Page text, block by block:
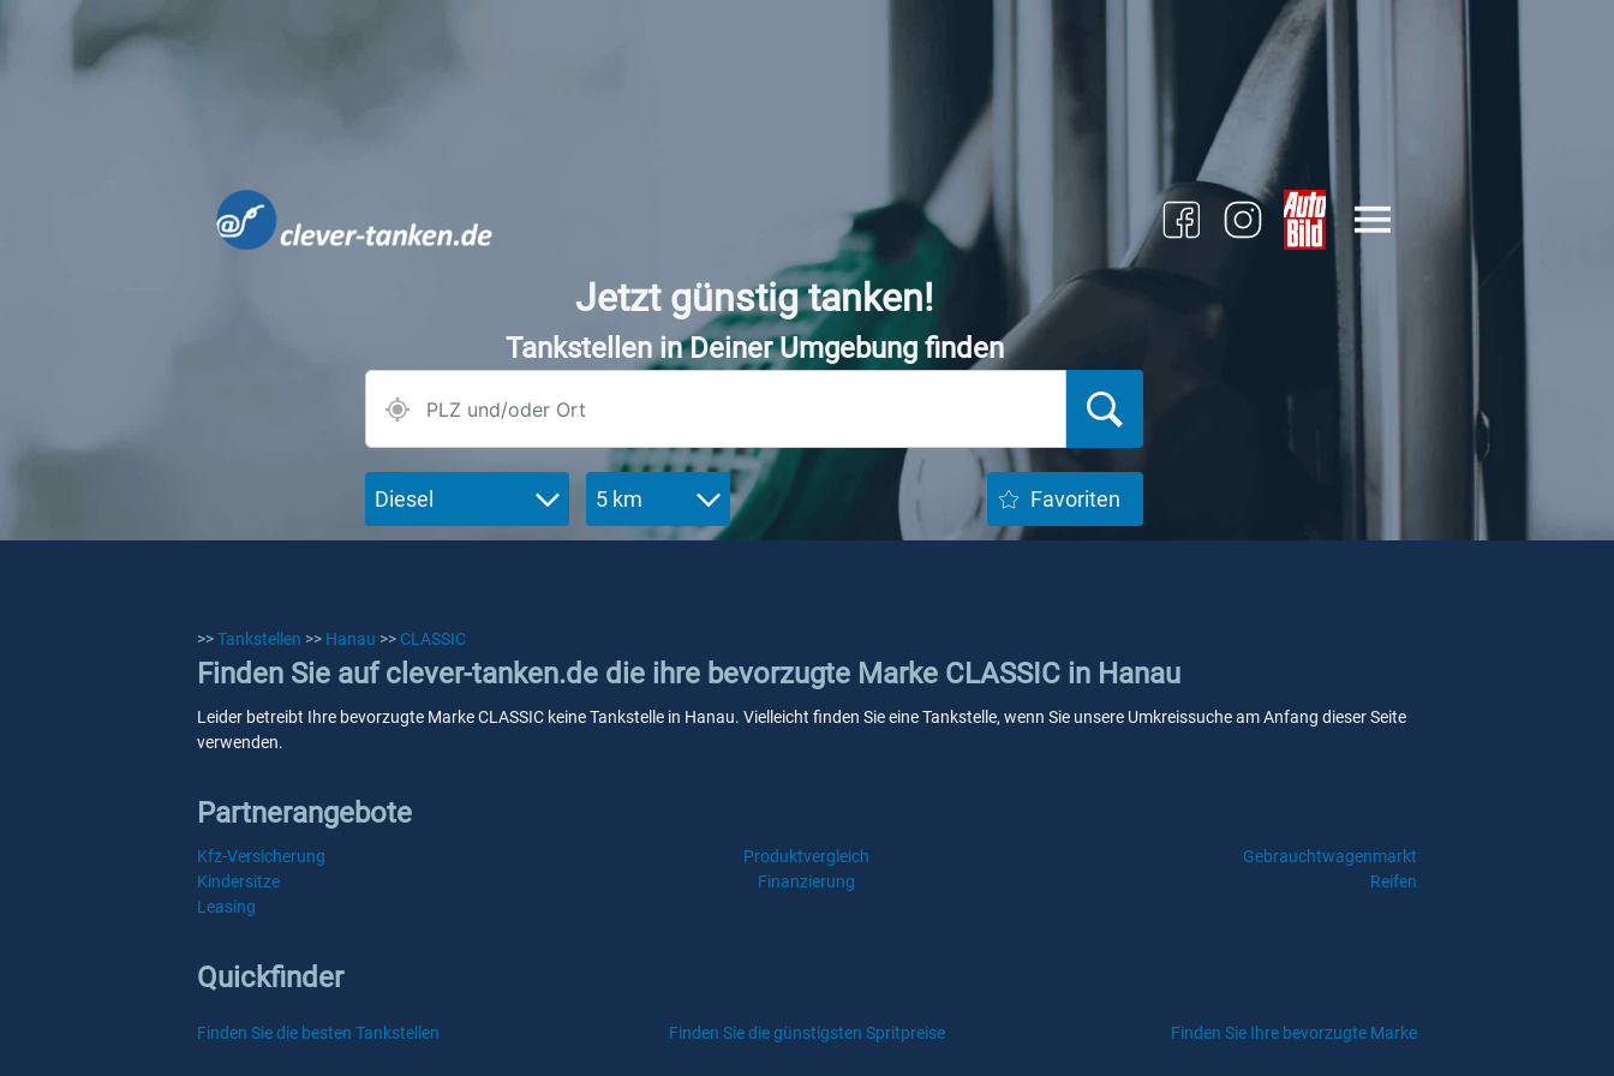
Jetzt günstig tanken!
Tankstellen in Deiner Umgebung finden
Diesel 5 km Favoriten
>>Tankstellen >> Hanau >> CLASSIC
Finden Sie auf clever-tanken.de die ihre bevorzugte Marke CLASSIC in Hanau
Leider betreibt Ihre bevorzugte Marke CLASSIC keine Tankstelle in Hanau. Vielleicht finden Sie eine Tankstelle, wenn Sie unsere Umkreissuche am Anfang dieser Seite
verwenden.
Partnerangebote
Kfz-Versicherung Produktvergleich
Gebrauchtwagenmarkt
Kindersitze
Finanzierung
Reifen
Leasing
Quickfinder
Finden Sie die besten Tankstellen Finden Sie die günstigsten Spritpreise Finden Sie Ihre bevorzugte Marke